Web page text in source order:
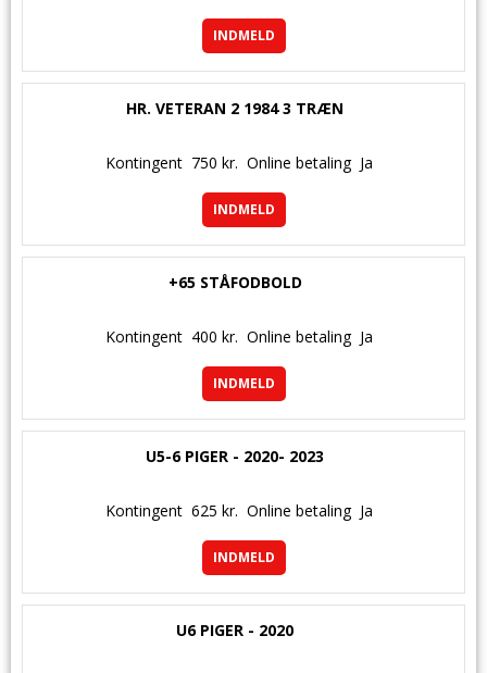
INDMELD
HR. VETERAN 2 1984 3 TRÆN
Kontingent 750 kr. Online betaling Ja
INDMELD
+65 STÅFODBOLD
Kontingent 400 kr. Online betaling Ja
INDMELD
U5-6 PIGER - 2020- 2023
Kontingent 625 kr. Online betaling Ja
INDMELD
U6 PIGER - 2020